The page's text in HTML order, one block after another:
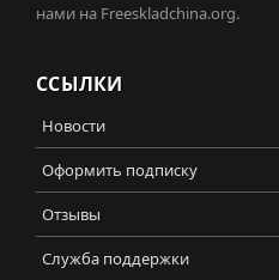
нами на Freeskladchina.org.
ССЫЛКИ
Новости
Оформить подписку
Отзывы
Служба поддержки